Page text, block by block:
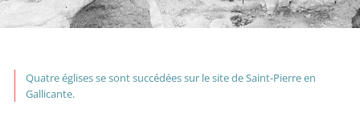
Quatre églises se sont succédées sur le site de Saint-Pierre en
Gallicante.